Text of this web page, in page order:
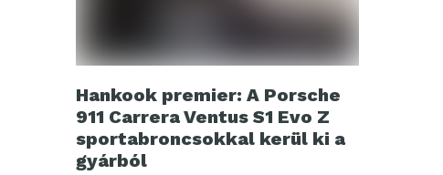
Hankook premier: A Porsche
911 Carrera Ventus S1 Evo Z
sportabroncsokkal kerül ki a
gyárból